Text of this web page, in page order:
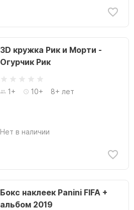
3D кружка Рик и Морти -
Огурчик Рик
1+ 10+ 8+ лет
Нет в наличии
Бокс наклеек Panini FIFA +
альбом 2019